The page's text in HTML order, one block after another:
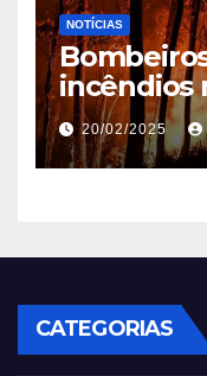
NOTÍCIAS
incêndios
em 2025
20/02/2025
CATEGORIAS